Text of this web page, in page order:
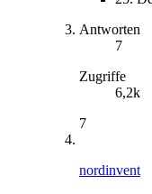
Antworten
7
Zugriffe
6,2k
7
nordinvent